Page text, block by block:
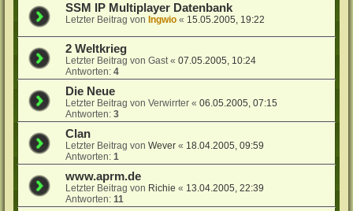
SSM IP Multiplayer Datenbank
Letzter Beitrag vonIngwio « 15.05.2005, 19:22
2 Weltkrieg
Letzter Beitrag vonGast «07.05.2005, 10:24
Antworten:4
Die Neue
Letzter Beitrag vonVerwirrter «06.05.2005, 07:15
Antworten:3
Clan
Letzter Beitrag vonWever « 18.04.2005, 09:59
Antworten:1
www.aprm.de
Letzter Beitrag von Richie « 13.04.2005, 22:39
Antworten:11